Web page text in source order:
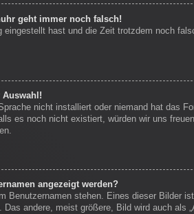
geht immer noch falsch!
hast und die Zeit trotzdem noch
Auswahl!
nicht installiert oder niemand hat das
es noch nicht existiert, würden wir uns
angezeigt werden?
Benutzernamen stehen. Eines dieser
andere, meist größere, Bild wird auch